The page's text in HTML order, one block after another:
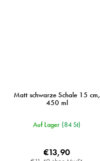
Matt schwarze Schale 15 cm,
450 ml
Auf Lager (84 St)
€13,90